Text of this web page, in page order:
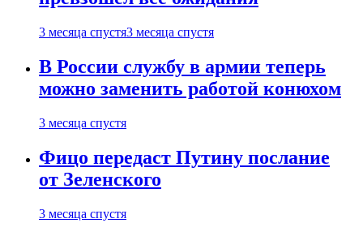
3 месяца спустя3 месяца спустя
В России службу в армии теперь
можно заменить работой конюхом
3 месяца спустя
Фицо передаст Путину послание
от Зеленского
3 месяца спустя